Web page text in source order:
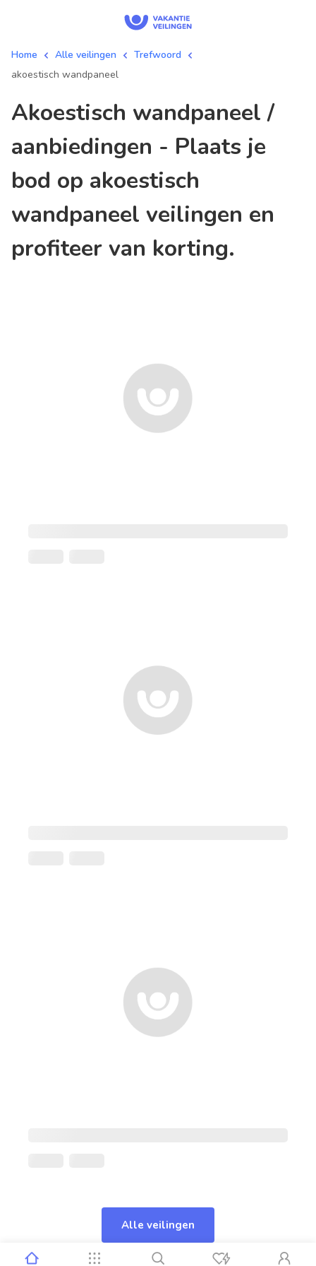
Home Alle veilingen
Trefwoord
akoestisch wandpaneel
akoestisch wandpaneel /
aanbiedingen - Plaats je
bod op akoestisch
wandpaneel veilingen en
profiteer van korting.
Alle veilingen